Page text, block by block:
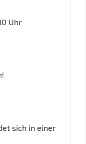
Uhr
sich in einer